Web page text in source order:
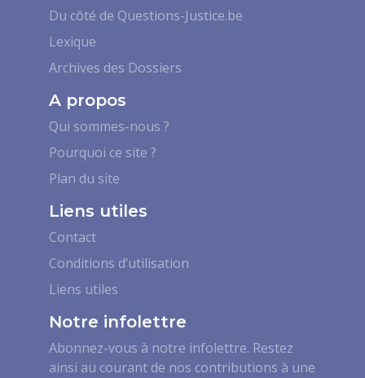
Du côté de Questions-Justice.be
Lexique
Archives des Dossiers
A propos
Qui sommes-nous ?
Pourquoi ce site ?
Plan du site
Liens utiles
Contact
Conditions d’utilisation
Liens utiles
Notre infolettre
Abonnez-vous à notre infolettre. Restez
ainsi au courant de nos contributions à une